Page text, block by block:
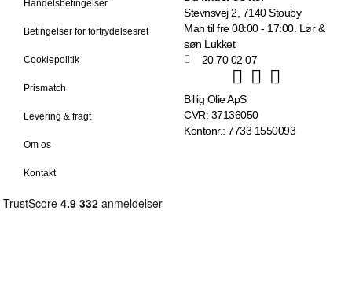
Handelsbetingelser
Betingelser for fortrydelsesret
Cookiepolitik
Prismatch
Levering & fragt
Om os
Kontakt
Stevnsvej 2, 7140 Stouby
Man til fre 08:00 - 17:00. Lør &
søn Lukket
20 70 02 07
Billig Olie ApS
CVR: 37136050
Kontonr.: 7733 1550093